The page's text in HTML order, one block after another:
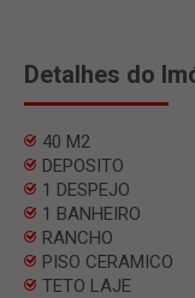
Detalhes do
40 M2
DEPOSITO
1 DESPEJO
1 BANHEIRO
RANCHO
PISO CERAMICO
TETO LAJE